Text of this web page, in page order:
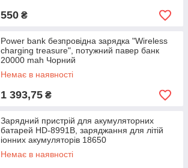
550 ₴
Power bank безпровідна зарядка "Wireless
charging treasure", потужний павер банк
20000 mah Чорний
Немає в наявності
1 393,75 ₴
Зарядний пристрій для акумуляторних
батарей HD-8991В, заряджання для літій
іонних акумуляторів 18650
Немає в наявності